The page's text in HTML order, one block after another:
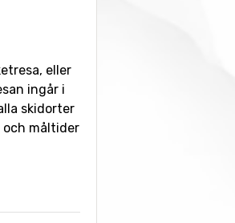
eller
ingår i
skidorter
och måltider